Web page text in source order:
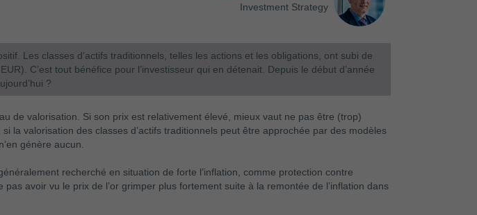
Investment Strategy
Les classes d’actifs traditionnels, telles les actions et les obligations, ont subi de
C’est tout bénéfice pour l’investisseur qui en détenait. Depuis le début d’année
?
de valorisation. Si son prix est relativement élevé, mieux vaut ne pas être (trop)
la valorisation des classes d’actifs traditionnels peut être approchée par des modèles
génère aucun.
recherché en situation de forte l’inflation, comme protection contre
avoir vu le prix de l’or grimper plus fortement suite à la remontée de l’inflation dans